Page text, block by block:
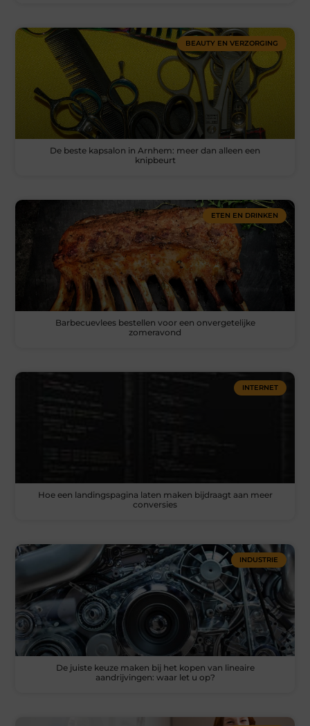
BEAUTY EN VERZORGING
De beste kapsalon in Arnhem: meer dan alleen een
knipbeurt
ETEN EN DRINKEN
Barbecuevlees bestellen voor een onvergetelijke
zomeravond
INTERNET
Hoe een landingspagina laten maken bijdraagt aan meer
conversies
INDUSTRIE
De juiste keuze maken bij het kopen van lineaire
aandrijvingen: waar let u op?